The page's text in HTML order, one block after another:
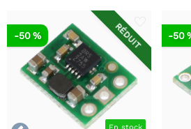
RÉDUIT
-50 % -50